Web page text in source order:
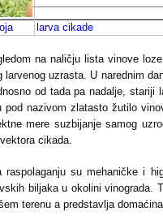
larva cikade
na naličju lista vinove
larvenog uzrasta. U narednim
od tada pa nadalje,
pod nazivom zlatasto žutilo
mere suzbijanje samog
cikada.
raspolaganju su mehaničke i
biljaka u okolini vinograda.
terenu a predstavlja